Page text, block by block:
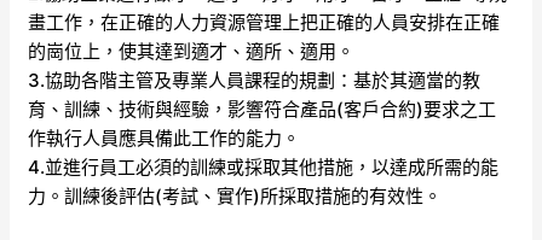
畫工作，在正確的人力資源管理上把正確的人員安排在正確
的崗位上，使其達到適才、適所、適用。
3.協助各階主管及專業人員課程的規劃：基於其適當的教
育、訓練、技術與經驗，影響符合產品(客戶合約)要求之工
作執行人員應具備此工作的能力。
4.並進行員工必須的訓練或採取其他措施，以達成所需的能
力。訓練後評估(考試、實作)所採取措施的有效性。